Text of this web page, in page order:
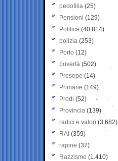
pedofilia (25)
Pensioni (129)
Politica (40.814)
polizia (253)
Porto (12)
povertà (502)
Presepe (14)
Primarie (149)
Prodi (52)
Provincia (139)
radici e valori (3.682)
RAI (359)
rapine (37)
Razzismo (1.410)